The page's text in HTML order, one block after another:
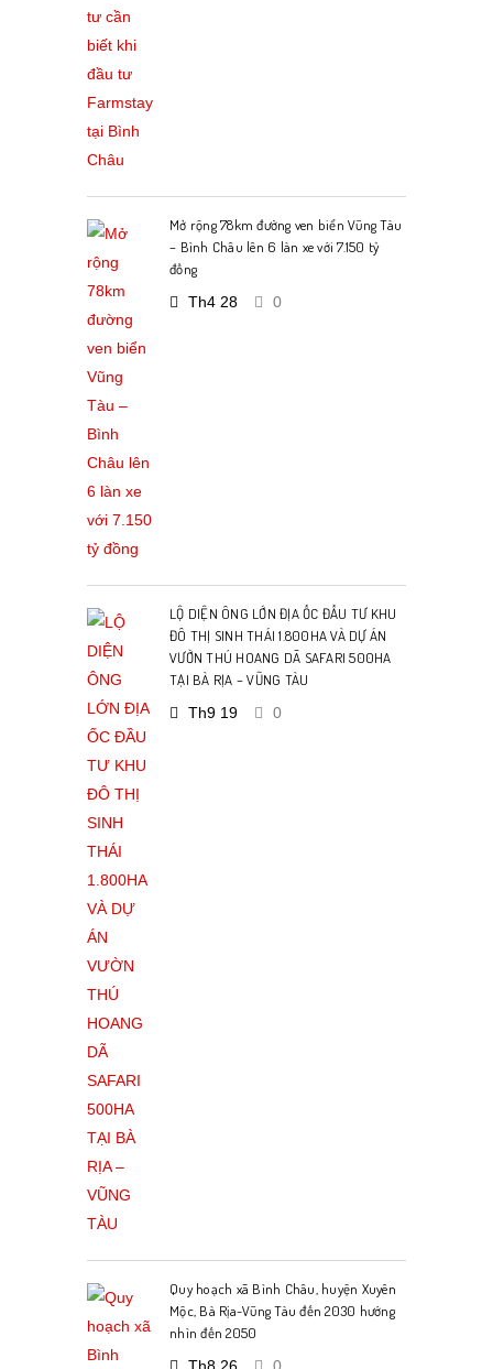
Mở rộng 78km đường ven biển Vũng Tàu
– Bình Châu lên 6 làn xe với 7.150 tỷ
đồng
Th4 28
0
LỘ DIỆN ÔNG LỚN ĐỊA ỐC ĐẦU TƯ KHU
ĐÔ THỊ SINH THÁI 1.800HA VÀ DỰ ÁN
VƯỜN THÚ HOANG DÃ SAFARI 500HA
TẠI BÀ RỊA – VŨNG TÀU
Th9 19
0
Quy hoạch xã Bình Châu, huyện Xuyên
Mộc, Bà Rịa-Vũng Tàu đến 2030 hướng
nhìn đến 2050